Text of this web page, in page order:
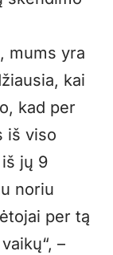
mums yra
kai
kad per
iš viso
jų 9
noriu
per tą
–